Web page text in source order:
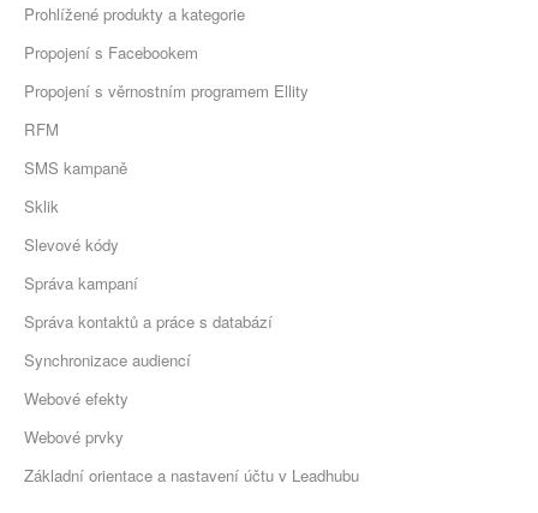
Prohlížené produkty a kategorie
Propojení s Facebookem
Propojení s věrnostním programem Ellity
RFM
SMS kampaně
Sklik
Slevové kódy
Správa kampaní
Správa kontaktů a práce s databází
Synchronizace audiencí
Webové efekty
Webové prvky
Základní orientace a nastavení účtu v Leadhubu